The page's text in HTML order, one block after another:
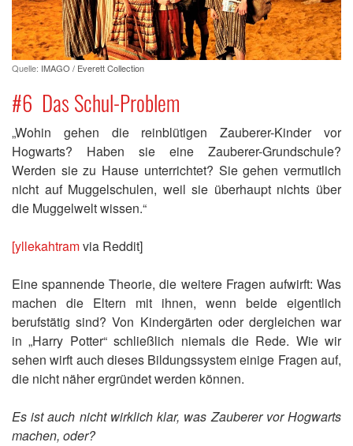
Quelle: IMAGO / Everett Collection
#6 Das Schul-Problem
„Wohin gehen die reinblütigen Zauberer-Kinder vor
Hogwarts? Haben sie eine Zauberer-Grundschule?
Werden sie zu Hause unterrichtet? Sie gehen vermutlich
nicht auf Muggelschulen, weil sie überhaupt nichts über
die Muggelwelt wissen.“
[yllekahtramvia Reddit]
Eine spannende Theorie, die weitere Fragen aufwirft: Was
machen die Eltern mit ihnen, wenn beide eigentlich
berufstätig sind? Von Kindergärten oder dergleichen war
in „Harry Potter“ schließlich niemals die Rede. Wie wir
sehen wirft auch dieses Bildungssystem einige Fragen auf,
die nicht näher ergründet werden können.
Es ist auch nicht wirklich klar, was Zauberer vor Hogwarts
machen, oder?